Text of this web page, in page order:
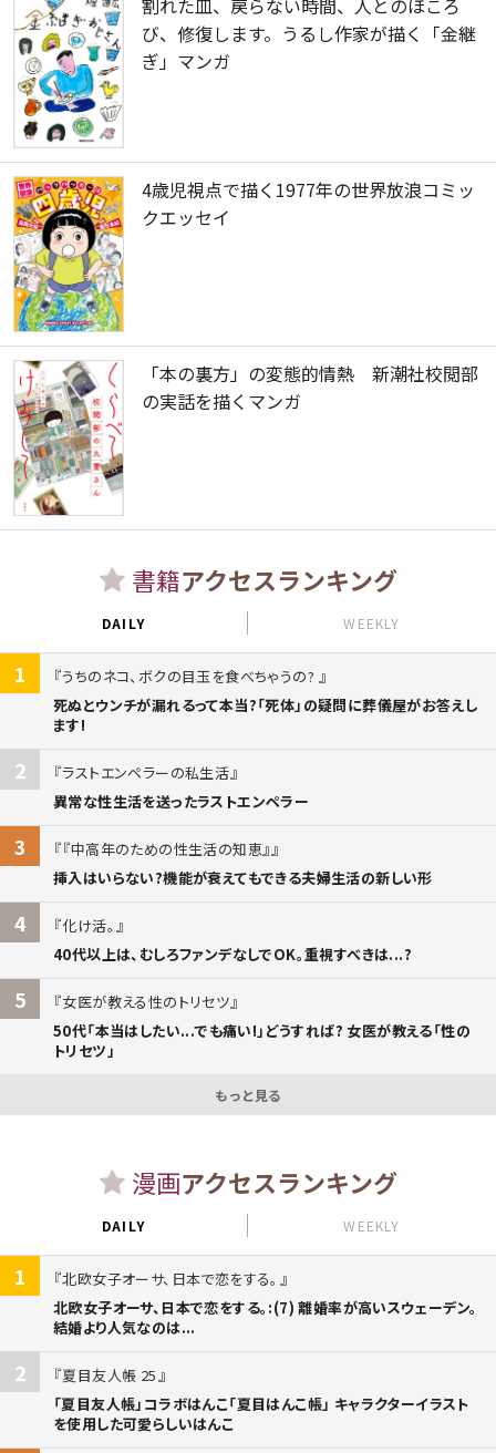
び、修復します。うるし作家が描く「金継
ぎ」マンガ
4歳児視点で描く1977年の世界放浪コミッ
クエッセイ
「本の裏方」の変態的情熱 新潮社校閲部
の実話を描くマンガ
書籍アクセスランキング
DAILY WEEKLY
1
うちのネコ、ボクの目玉を食べちゃうの?
死ぬとウンチが漏れるって本当?「死体」の疑問に葬儀屋がお答えし
ます!
2
ラストエンペラーの私生活
異常な性生活を送ったラストエンペラー
3
『中高年のための性生活の知恵』
挿入はいらない?機能が衰えてもできる夫婦生活の新しい形
4
化け活。
40代以上は、むしろファンデなしでOK。重視すべきは...?
5
女医が教える性のトリセツ
50代「本当はしたい...でも痛い!」どうすれば? 女医が教える「性の
トリセツ」
もっと見る
漫画アクセスランキング
DAILY WEEKLY
1
北欧女子オーサ、日本で恋をする。
北欧女子オーサ、日本で恋をする。:(7) 離婚率が高いスウェーデン。
結婚より人気なのは...
2
夏目友人帳 25
「夏目友人帳」コラボはんこ「夏目はんこ帳」 キャラクターイラスト
を使用した可愛らしいはんこ